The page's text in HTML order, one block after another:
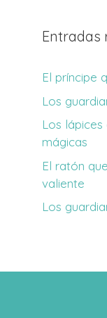
Entradas
El príncipe
Los
Los lápices
mágicas
El ratón
valiente
Los